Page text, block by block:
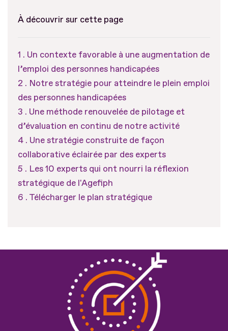
À découvrir sur cette page
Un contexte favorable à une augmentation de
l’emploi des personnes handicapées
Notre stratégie pour atteindre le plein emploi
des personnes handicapées
Une méthode renouvelée de pilotage et
d’évaluation en continu de notre activité
Une stratégie construite de façon
collaborative éclairée par des experts
Les 10 experts qui ont nourri la réflexion
stratégique de l'Agefiph
Télécharger le plan stratégique